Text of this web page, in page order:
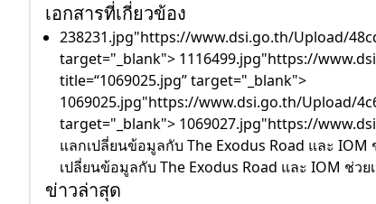
เอกสารที่เกี่ยวข้อง
238231.jpg"https://www.dsi.go.th/Upload/
target="_blank"> 1116499.jpg"https://
title=“1069025.jpg” target="_blank">
1069025.jpg"https://www.dsi.go.th/Upload/
target="_blank"> 1069027.jpg"https://
แลกเปลี่ยนข้อมูลกับ The Exodus Road และ
เปลี่ยนข้อมูลกับ The Exodus Road และ IOM ช่
ข่าวล่าสุด